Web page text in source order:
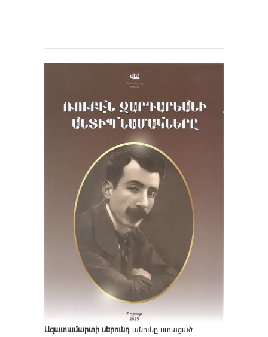
Ազատամարտի սերունդանունը ստացած